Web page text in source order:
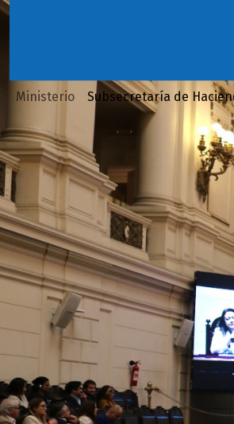
Ministerio Subsecretaría de